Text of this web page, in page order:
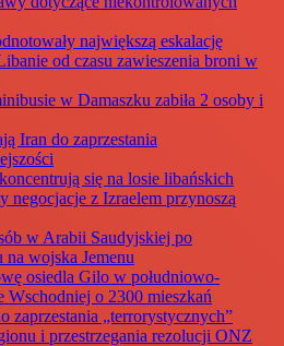
największą eskalację
od czasu zawieszenia broni w
w Damaszku zabiła 2 osoby i
Iran do zaprzestania
się na losie libańskich
negocjacje z Izraelem przynoszą
w Arabii Saudyjskiej po
na wojska Jemenu
osiedla Gilo w południowo-
Wschodniej o 2300 mieszkań
zaprzestania „terrorystycznych”
i przestrzegania rezolucji ONZ